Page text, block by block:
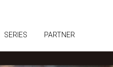
SERIES PARTNER